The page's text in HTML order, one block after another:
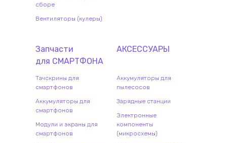
сборе
Вентиляторы (кулеры)
Запчасти
для СМАРТФОНА
Тачскрины для
смартфонов
Аккумуляторы для
смартфонов
Модули и экраны для
смартфонов
АКСЕССУАРЫ
Аккумуляторы для
пылесосов
Зарядные станции
Электронные
компоненты
(микросхемы)